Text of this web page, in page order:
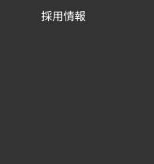
採用情報